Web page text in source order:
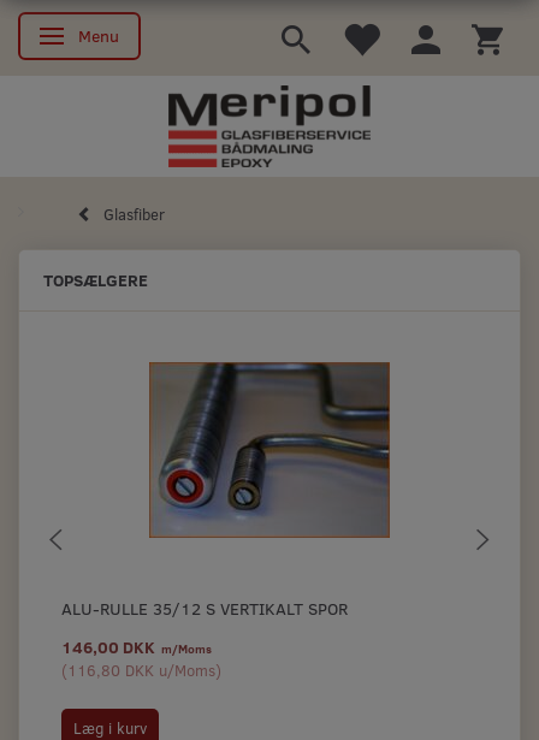
Skifte navigation
Menu
Glasfiber
TOPSÆLGERE
ALU-RULLE 35/12 S VERTIKALT SPOR
146,00 DKK m/Moms
(116,80 DKK u/Moms)
Læg i kurv